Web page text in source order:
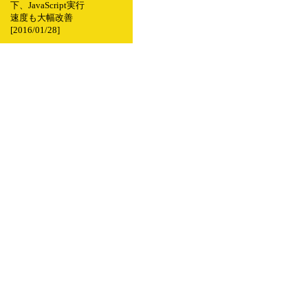
下、JavaScript実行
速度も大幅改善
[2016/01/28]